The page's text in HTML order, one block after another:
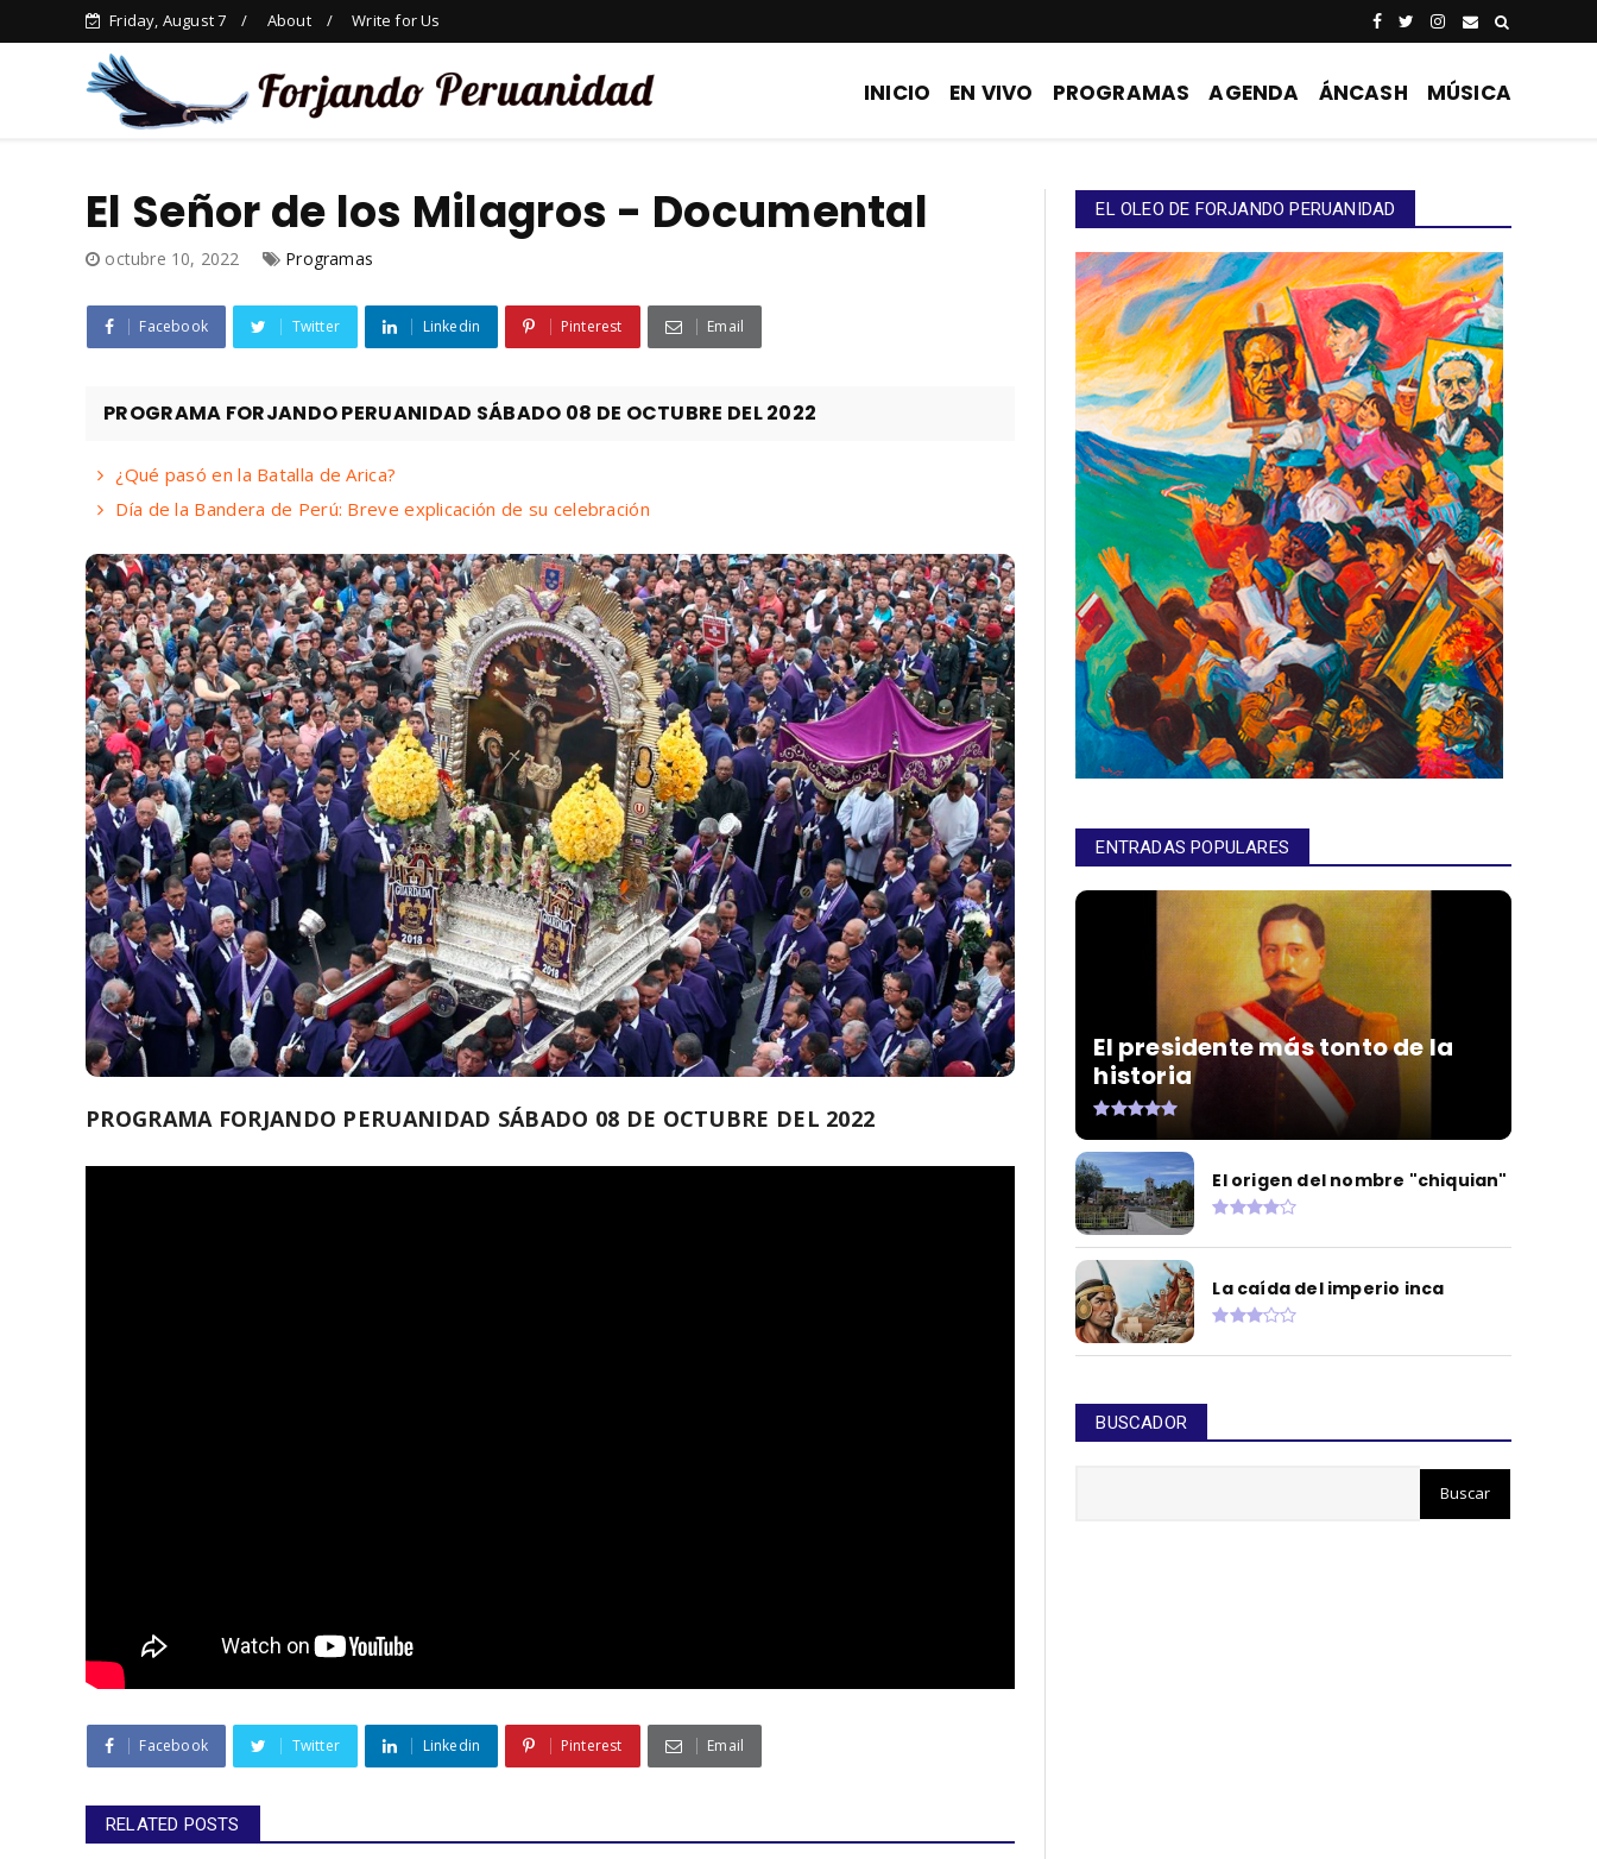
Friday, August 7 About Write for Us
INICIO EN VIVO PROGRAMAS AGENDA ÁNCASH MÚSICA
El Señor de los Milagros - Documental
octubre 10, 2022 Programas
Facebook Twitter Linkedin Pinterest Email
PROGRAMA FORJANDO PERUANIDAD SÁBADO 08 DE OCTUBRE DEL 2022
¿Qué pasó en la Batalla de Arica?
Día de la Bandera de Perú: Breve explicación de su celebración
PROGRAMA FORJANDO PERUANIDAD SÁBADO 08 DE OCTUBRE DEL 2022
Facebook Twitter Linkedin Pinterest Email
RELATED POSTS
EL OLEO DE FORJANDO PERUANIDAD
ENTRADAS POPULARES
El presidente más tonto de la
historia
El origen del nombre "chiquian"
La caída del imperio inca
BUSCADOR